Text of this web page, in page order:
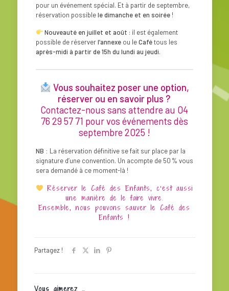
pour un événement spécial. Et à partir de septembre,
réservation possiblele dimanche et en soirée!
Nouveauté en juillet et août : il est également
possible de réserverl’annexeou leCafétous les
après-midi à partir de 15h du lundi au jeudi.
Vous souhaitez poser une option,
réserver ou en savoir plus ?
Contactez-nous sans attendre au 04
76 29 57 71 pour vos événements dès
septembre 2025 !
NB : La réservation définitive se fait sur place par la
signature d’une convention. Un acompte de 50 % vous
sera demandé à ce moment-là !
Réserver le Café des Enfants, c’est aussi
une manière de le faire vivre.
Ensemble, nous pouvons sauver le Café des
Enfants !
Partagez !
Vous aimerez …